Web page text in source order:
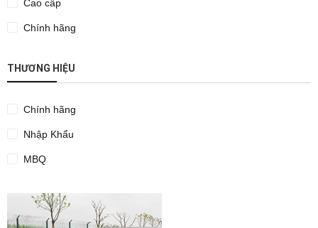
Cao cấp
Chính hãng
THƯƠNG HIỆU
Chính hãng
Nhập Khẩu
MBQ